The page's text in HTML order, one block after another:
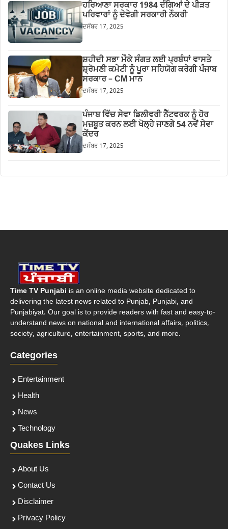
ਹਰਿਆਣਾ ਸਰਕਾਰ 1984 ਦੰਗਿਆਂ ਦੇ ਪੀੜਤ
ਪਰਿਵਾਰਾਂ ਨੂੰ ਦੇਵੇਗੀ ਸਰਕਾਰੀ ਨੌਕਰੀ
ਦਸੰਬਰ 17, 2025
ਸ਼ਹੀਦੀ ਸਭਾ ਮੌਕੇ ਸੰਗਤ ਲਈ ਪ੍ਰਬੰਧਾਂ ਵਾਸਤੇ
ਸ਼੍ਰੋਮਣੀ ਕਮੇਟੀ ਨੂੰ ਪੂਰਾ ਸਹਿਯੋਗ ਕਰੇਗੀ ਪੰਜਾਬ
ਸਰਕਾਰ – CM ਮਾਨ
ਦਸੰਬਰ 17, 2025
ਪੰਜਾਬ ਵਿੱਚ ਸੇਵਾ ਡਿਲੀਵਰੀ ਨੈੱਟਵਰਕ ਨੂੰ ਹੋਰ
ਮਜ਼ਬੂਤ ਕਰਨ ਲਈ ਖੋਲ੍ਹੇ ਜਾਣਗੇ 54 ਨਵੇਂ ਸੇਵਾ
ਕੇਂਦਰ
ਦਸੰਬਰ 17, 2025
Time TV Punjabi is an online media website dedicated to
delivering the latest news related to Punjab, Punjabi, and
Punjabiyat. Our goal is to provide readers with fast and easy-to-
understand news on national and international affairs, politics,
society, agriculture, entertainment, sports, and more.
Categories
Entertainment
Health
News
Technology
Quakes Links
About Us
Contact Us
Disclaimer
Privacy Policy